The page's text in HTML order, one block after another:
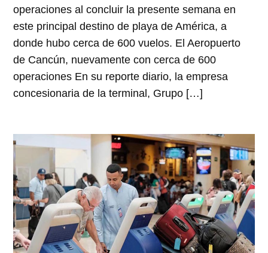
operaciones al concluir la presente semana en
este principal destino de playa de América, a
donde hubo cerca de 600 vuelos. El Aeropuerto
de Cancún, nuevamente con cerca de 600
operaciones En su reporte diario, la empresa
concesionaria de la terminal, Grupo […]